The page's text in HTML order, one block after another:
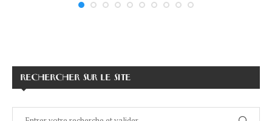
RECHERCHER SUR LE SITE